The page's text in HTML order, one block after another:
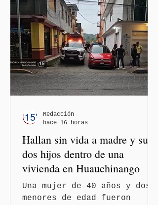
que significó un “saqueo”
del erario en los gobiernos
neoliberales del pasado.
Hallan sin vida a madre y sus
dos hijos dentro de una
vivienda en Huauchinango
Una mujer de 40 años y dos
menores de edad fueron
Redacción
hace 16 horas